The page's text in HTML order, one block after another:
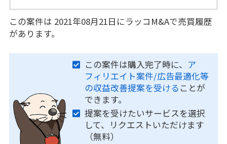
この案件は 2021年08月21日にラッコM&Aで売買履歴
があります。
この案件は購入完了時に、 ア
フィリエイト案件/広告最適化等
の収益改善提案を受ける ことが
できます。
提案を受けたいサービスを選択
して、リクエストいただけます
（無料）